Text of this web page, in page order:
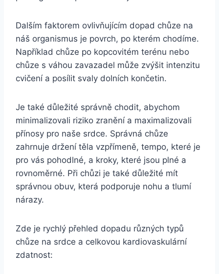
Dalším faktorem ovlivňujícím dopad chůze na
náš organismus je povrch, po kterém chodíme.
Například chůze po kopcovitém terénu nebo
chůze s váhou zavazadel může zvýšit intenzitu
cvičení a posílit svaly dolních končetin.
Je také důležité správně chodit, abychom
minimalizovali riziko zranění a maximalizovali
přínosy pro naše srdce. Správná chůze
zahrnuje držení těla vzpřímeně, tempo, které je
pro vás pohodlné, a kroky, které jsou plné a
rovnoměrné. Při chůzi je také důležité mít
správnou obuv, která podporuje nohu a tlumí
nárazy.
Zde je rychlý přehled dopadu různých typů
chůze na srdce a celkovou kardiovaskulární
zdatnost: